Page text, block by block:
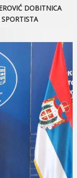
DOBITNICA